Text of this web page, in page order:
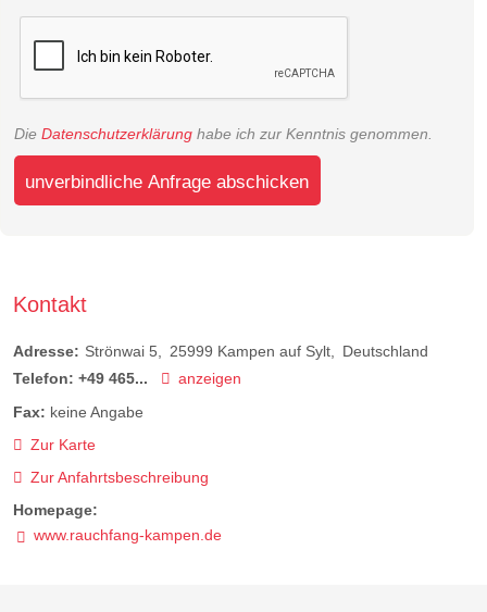
Die Datenschutzerklärung habe ich zur Kenntnis genommen.
unverbindliche Anfrage abschicken
Kontakt
Adresse: Strönwai 5 25999 Kampen auf Sylt
Deutschland
Telefon: +49 465...
anzeigen
Fax: keine Angabe
Zur Karte
Zur Anfahrtsbeschreibung
Homepage:
www.rauchfang-kampen.de